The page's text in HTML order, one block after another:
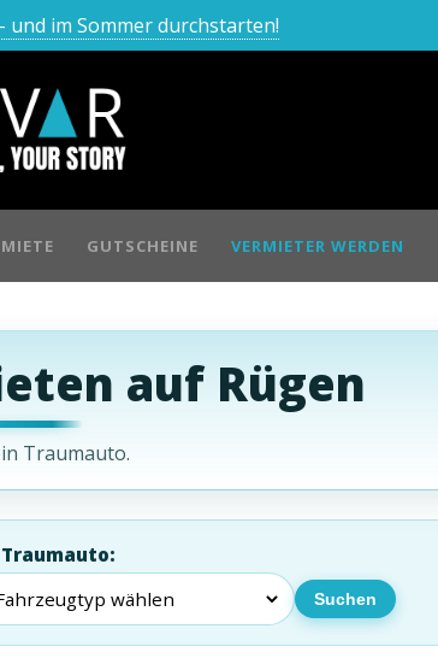
und im Sommer durchstarten!
GUTSCHEINE VERMIETER WERDEN
auf Rügen
Traumauto.
Suchen